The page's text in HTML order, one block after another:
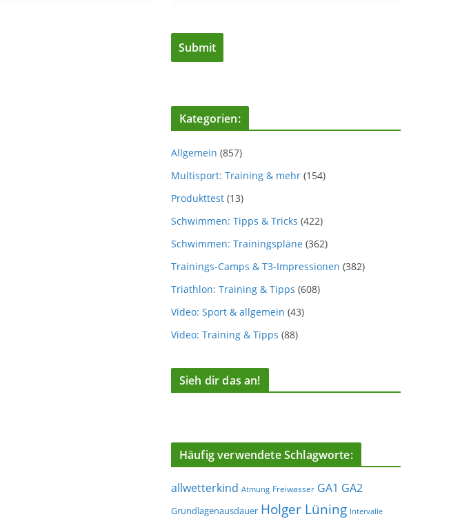
Kategorien:
Allgemein (857)
Multisport: Training & mehr (154)
Produkttest (13)
Schwimmen: Tipps & Tricks (422)
Schwimmen: Trainingspläne (362)
Trainings-Camps & T3-Impressionen (382)
Triathlon: Training & Tipps (608)
Video: Sport & allgemein (43)
Video: Training & Tipps (88)
Sieh dir das an!
Häufig verwendete Schlagworte:
allwetterkind Atmung Freiwasser GA1 GA2
Grundlagenausdauer Holger Lüning Intervalle